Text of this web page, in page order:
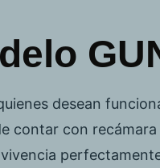
desean
contar con